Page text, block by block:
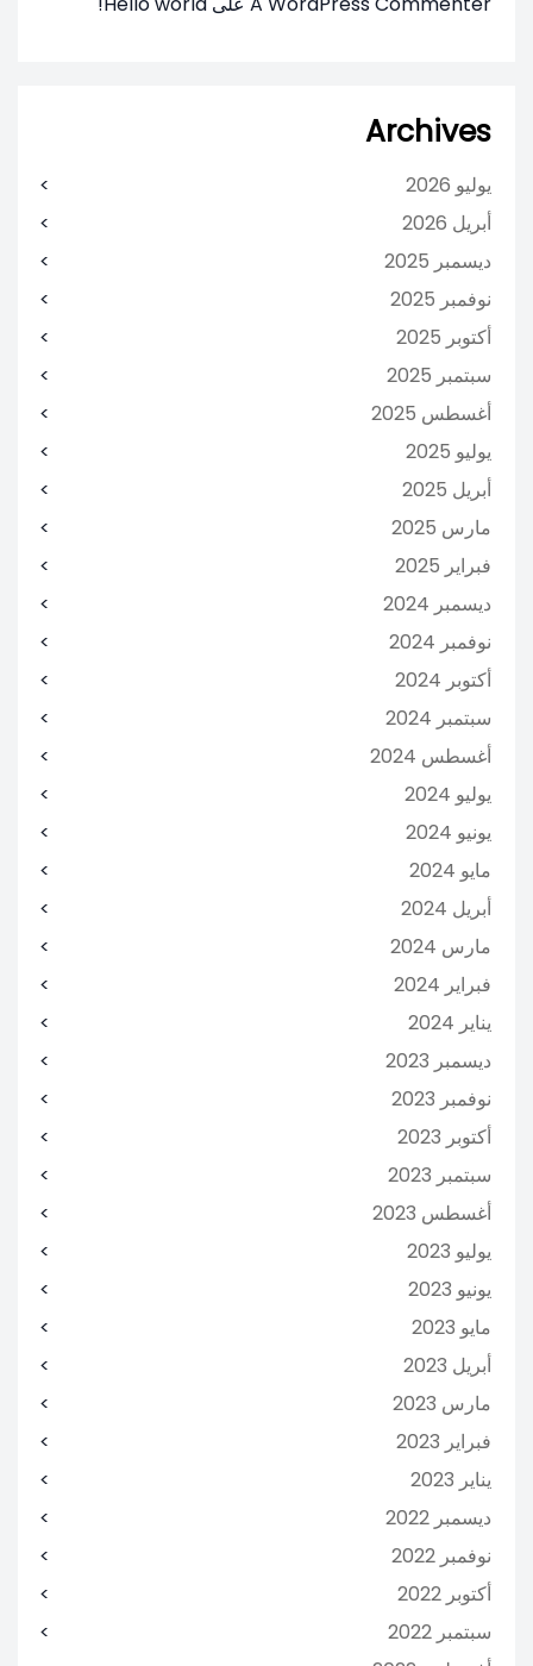
Archives
يوليو 2026
أبريل 2026
ديسمبر 2025
نوفمبر 2025
أكتوبر 2025
سبتمبر 2025
أغسطس 2025
يوليو 2025
أبريل 2025
مارس 2025
فبراير 2025
ديسمبر 2024
نوفمبر 2024
أكتوبر 2024
سبتمبر 2024
أغسطس 2024
يوليو 2024
يونيو 2024
مايو 2024
أبريل 2024
مارس 2024
فبراير 2024
يناير 2024
ديسمبر 2023
نوفمبر 2023
أكتوبر 2023
سبتمبر 2023
أغسطس 2023
يوليو 2023
يونيو 2023
مايو 2023
أبريل 2023
مارس 2023
فبراير 2023
يناير 2023
ديسمبر 2022
نوفمبر 2022
أكتوبر 2022
سبتمبر 2022